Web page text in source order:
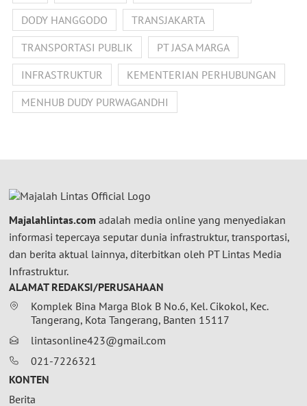
DODY HANGGODO
TRANSJAKARTA
TRANSPORTASI PUBLIK
PT JASA MARGA
INFRASTRUKTUR
KEMENTERIAN PERHUBUNGAN
MENHUB DUDY PURWAGANDHI
Majalahlintas.com adalah media online yang menyediakan
informasi tepercaya seputar dunia infrastruktur, transportasi,
dan berita aktual lainnya, diterbitkan oleh PT Lintas Media
Infrastruktur.
ALAMAT REDAKSI/PERUSAHAAN
Komplek Bina Marga Blok B No.6, Kel. Cikokol, Kec.
Tangerang, Kota Tangerang, Banten 15117
lintasonline423@gmail.com
021-7226321
KONTEN
Berita